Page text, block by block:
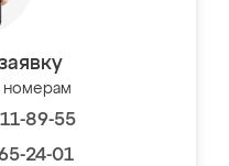
номерам
89-55
24-01